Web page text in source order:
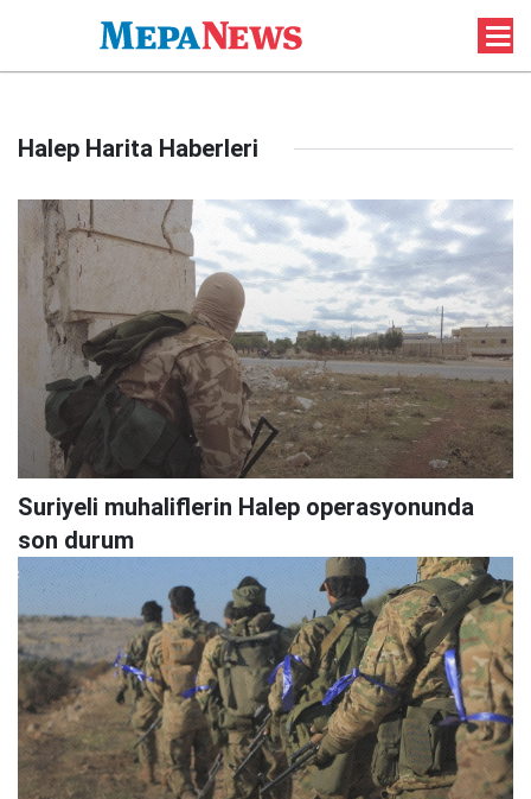
Halep Harita Haberleri
Suriyeli muhaliflerin Halep operasyonunda
son durum